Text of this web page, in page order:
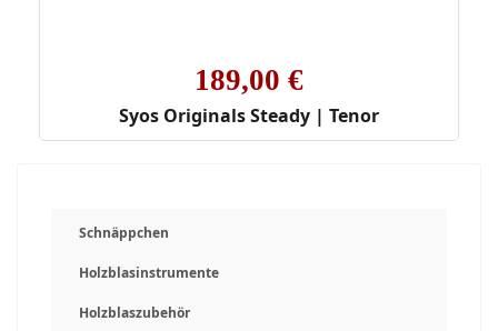
189,00 €
Syos Originals Steady | Tenor
Schnäppchen
Holzblasinstrumente
Holzblaszubehör